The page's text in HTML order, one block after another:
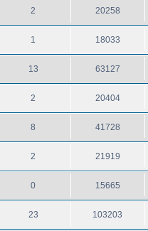
2 20258
1 18033
13 63127
2 20404
8 41728
2 21919
0 15665
23 103203